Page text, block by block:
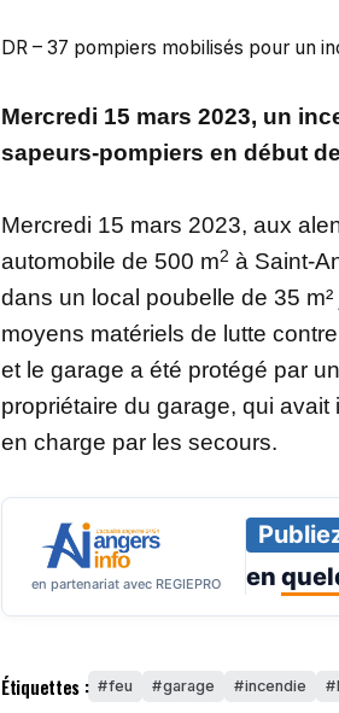
DR – 37 pompiers mobilisés pour un
Mercredi 15 mars 2023, un
sapeurs-pompiers en début
Mercredi 15 mars 2023, aux
automobile de 500 m2 à Saint-
dans un local poubelle de 35
moyens matériels de lutte
et le garage a été protégé par
propriétaire du garage, qui
en charge par les secours.
en partenariat avec REGIEPRO
en
Étiquettes : feu garage incendie